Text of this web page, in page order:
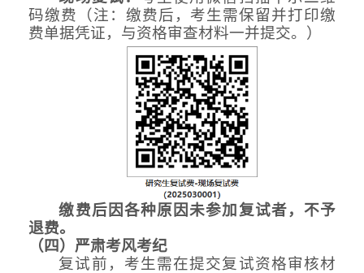
码缴费（注：缴费后，考生需保留并打印缴
费单据凭证，与资格审查材料一并提交。）
缴费后因各种原因未参加复试者，不予
退费。
（ 四 ） 严肃考风考纪
复试前 ， 考生需在提交复试资格审核材